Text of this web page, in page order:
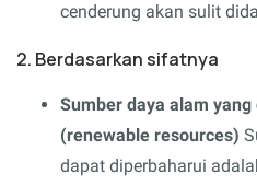
cenderung akan sulit
2. Berdasarkan sifatnya
Sumber daya alam
(renewable resources)
dapat diperbaharui